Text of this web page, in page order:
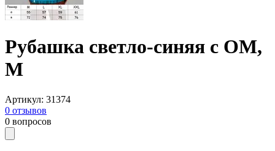
Рубашка светло-синяя с ОМ,
M
Артикул: 31374
0 отзывов
0 вопросов